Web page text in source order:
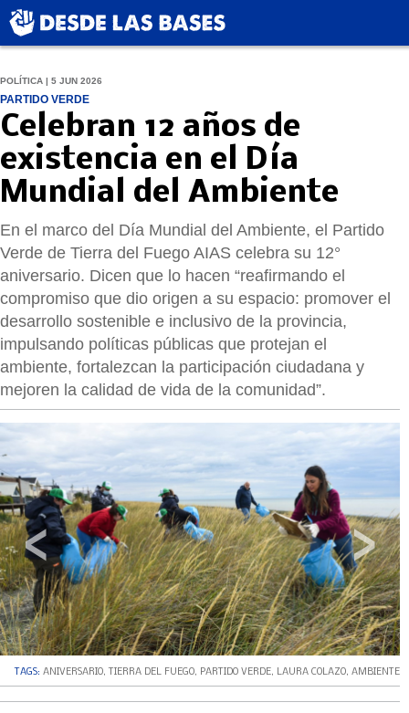
POLÍTICA | 5 JUN 2026
PARTIDO VERDE
Celebran 12 años de
existencia en el Día
Mundial del Ambiente
En el marco del Día Mundial del Ambiente, el Partido
Verde de Tierra del Fuego AIAS celebra su 12°
aniversario. Dicen que lo hacen “reafirmando el
compromiso que dio origen a su espacio: promover el
desarrollo sostenible e inclusivo de la provincia,
impulsando políticas públicas que protejan el
ambiente, fortalezcan la participación ciudadana y
mejoren la calidad de vida de la comunidad”.
‹ ›
TAGS: ANIVERSARIO, TIERRA DEL FUEGO, PARTIDO VERDE, LAURA COLAZO, AMBIENTE